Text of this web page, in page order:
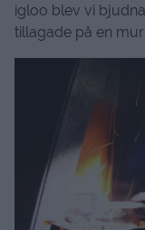
igloo blev vi
tillagade på en